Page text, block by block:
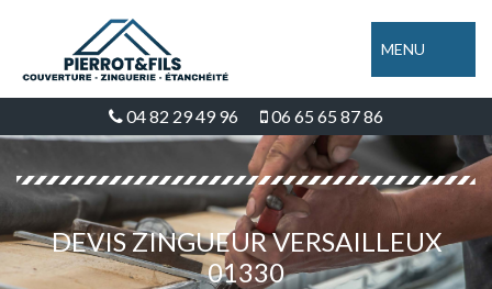
MENU
04 82 29 49 96 06 65 65 87 86
DEVIS ZINGUEUR VERSAILLEUX
01330